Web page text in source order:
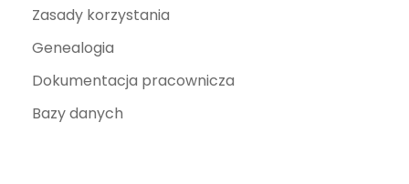
Zasady korzystania
Genealogia
Dokumentacja pracownicza
Bazy danych